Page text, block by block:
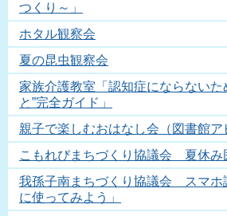
つくり～」
ホタル観察会
夏の昆虫観察会
家族介護教室「認知症にならないた
と”完全ガイド」
親子で楽しむおはなし会（図書館ア
こもれびまちづくり協議会 夏休み
我孫子南まちづくり協議会 スマホ
に使ってみよう」